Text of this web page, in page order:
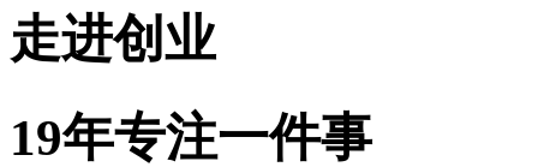
走进创业
19年专注一件事